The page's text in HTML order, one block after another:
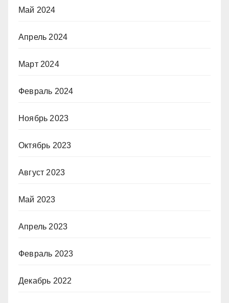
Май 2024
Апрель 2024
Март 2024
Февраль 2024
Ноябрь 2023
Октябрь 2023
Август 2023
Май 2023
Апрель 2023
Февраль 2023
Декабрь 2022